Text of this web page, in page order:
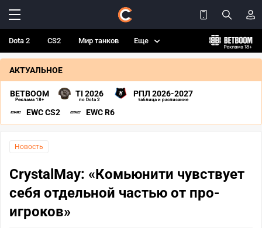
Dota 2 CS2 Мир танков Еще
АКТУАЛЬНОЕ
BETBOOM
Реклама 18+
TI 2026
по Dota 2
РПЛ 2026-2027
таблица и расписание
EWC CS2 EWC R6
Новость
CrystalMay: «Комьюнити чувствует
себя отдельной частью от про-
игроков»